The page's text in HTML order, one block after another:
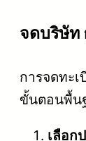
จดบริษัท
การจดทะ
ขั้นตอนพื้น
เลือก